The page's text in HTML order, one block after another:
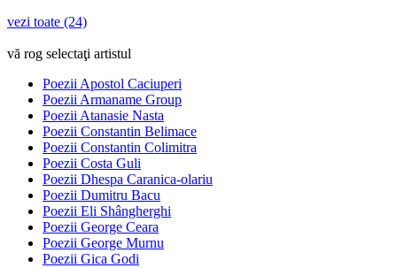
vezi toate (24)
vă rog selectaţi artistul
Poezii Apostol Caciuperi
Poezii Armaname Group
Poezii Atanasie Nasta
Poezii Constantin Belimace
Poezii Constantin Colimitra
Poezii Costa Guli
Poezii Dhespa Caranica-olariu
Poezii Dumitru Bacu
Poezii Eli Shângherghi
Poezii George Ceara
Poezii George Murnu
Poezii Gica Godi